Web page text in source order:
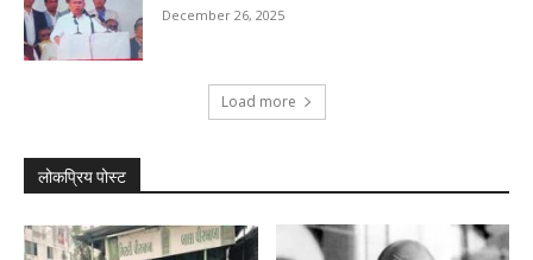
December 26, 2025
Load more
लोकप्रिय पोस्ट